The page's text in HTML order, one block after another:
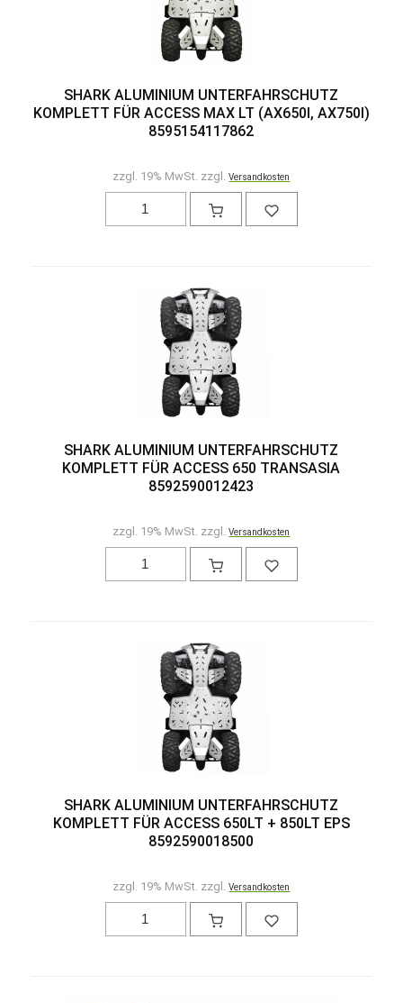
SHARK ALUMINIUM UNTERFAHRSCHUTZ
KOMPLETT FÜR ACCESS MAX LT (AX650I, AX750I)
8595154117862
zzgl. 19% MwSt. zzgl.Versandkosten
SHARK ALUMINIUM UNTERFAHRSCHUTZ
KOMPLETT FÜR ACCESS 650 TRANSASIA
8592590012423
zzgl. 19% MwSt. zzgl.Versandkosten
SHARK ALUMINIUM UNTERFAHRSCHUTZ
KOMPLETT FÜR ACCESS 650LT + 850LT EPS
8592590018500
zzgl. 19% MwSt. zzgl.Versandkosten